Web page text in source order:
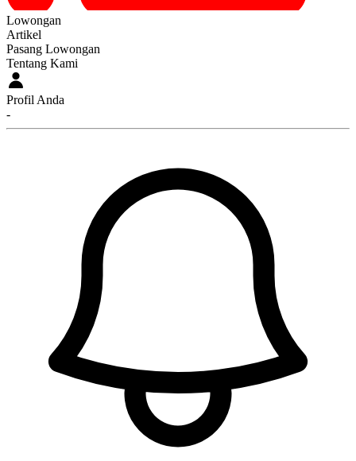
Lowongan
Artikel
Pasang Lowongan
Tentang Kami
Profil Anda
-